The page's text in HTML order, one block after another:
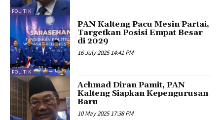
POLITIK
POLITIK
PAN Kalteng Pacu Mesin Partai,
Targetkan Posisi Empat Besar
di 2029
16 July 2025 14:41 PM
Achmad Diran Pamit, PAN
Kalteng Siapkan Kepengurusan
Baru
10 May 2025 17:38 PM